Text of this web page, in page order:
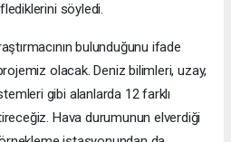
söyledi.
bulunduğunu ifade
olacak. Deniz bilimleri, uzay,
gibi alanlarda 12 farklı
Hava durumunun elverdiği